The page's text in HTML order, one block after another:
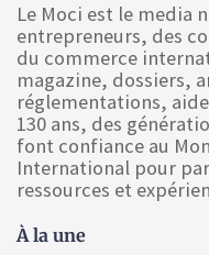
Le Moci est le media
entrepreneurs, des
du commerce
magazine, dossiers,
réglementations,
130 ans, des
font confiance au
International pour
ressources et
À la une